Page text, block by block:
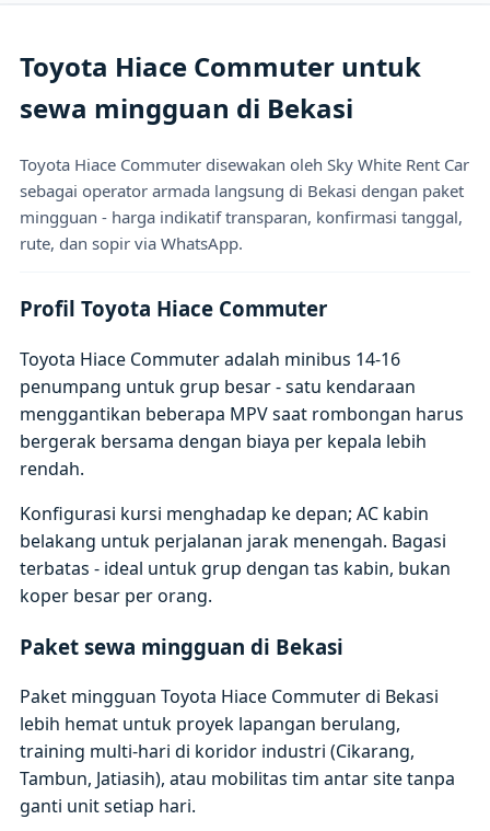
Toyota Hiace Commuter untuk
sewa mingguan di Bekasi
Toyota Hiace Commuter disewakan oleh Sky White Rent Car
sebagai operator armada langsung di Bekasi dengan paket
mingguan - harga indikatif transparan, konfirmasi tanggal,
rute, dan sopir via WhatsApp.
Profil Toyota Hiace Commuter
Toyota Hiace Commuter adalah minibus 14-16
penumpang untuk grup besar - satu kendaraan
menggantikan beberapa MPV saat rombongan harus
bergerak bersama dengan biaya per kepala lebih
rendah.
Konfigurasi kursi menghadap ke depan; AC kabin
belakang untuk perjalanan jarak menengah. Bagasi
terbatas - ideal untuk grup dengan tas kabin, bukan
koper besar per orang.
Paket sewa mingguan di Bekasi
Paket mingguan Toyota Hiace Commuter di Bekasi
lebih hemat untuk proyek lapangan berulang,
training multi-hari di koridor industri (Cikarang,
Tambun, Jatiasih), atau mobilitas tim antar site tanpa
ganti unit setiap hari.